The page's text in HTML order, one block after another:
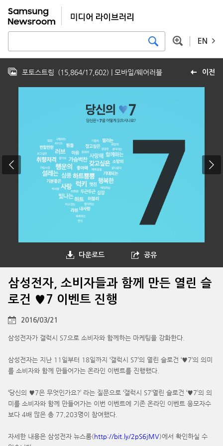
EN
이전
포토스트림 (15,864/17,602) | 모바일/웨어러블
다운로드 공유
삼성전자, 소비자들과 함께 만든 열린 슬
로건 ♥7 이벤트 진행
2016/03/21
삼성전자가 갤럭시 S7으로 소비자와 함께하는 마케팅을 강화한다.
삼성전자는 지난 11일부터 18일까지 ‘갤럭시 S7’의 열린 슬로건 ‘♥7’의 의미
를 소비자와 함께 만들어가는 온라인 이벤트를 진행했다.
‘당신의 ♥7은 무엇인가요?’ 라는 질문으로 ‘갤럭시 S7’열린 슬로건 ‘♥7’의 의
미를 소비자와 함께 만들어가는 이번 이벤트에 기존 온라인 이벤트 응모자수
보다 4배 많은 총 77,203명이 참여했다.
자세한 내용은 삼성전자 뉴스룸(http://bit.ly/2pS6jMV)에서 확인하실 수